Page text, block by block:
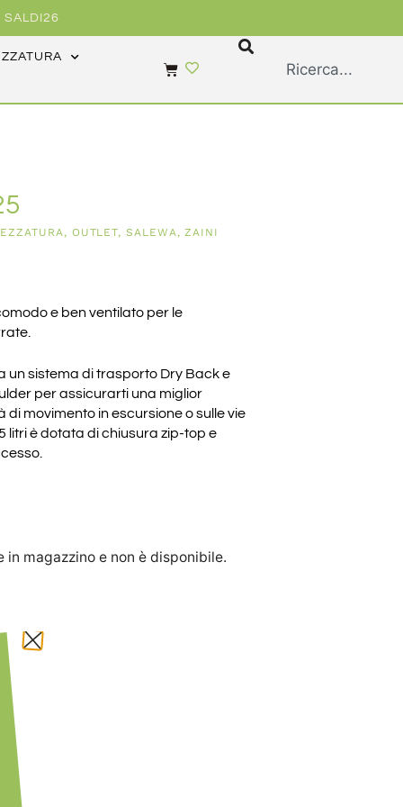
SALDI26
, OUTLET,SALEWA,ZAINI
e ben ventilato per le
un sistema di trasporto Dry Back e
per assicurarti una miglior
movimento in escursione o sulle vie
litri è dotata di chiusura zip-top e
magazzino e non è disponibile.